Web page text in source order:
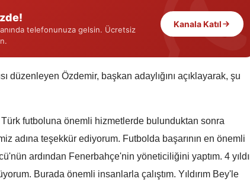
Eskişehir
Gaziantep
Giresun
Hatay
Isparta
telefonunuza gelsin. Ücretsiz
Kanala Katıl
düzenleyen Özdemir, başkan adaylığını açıklayarak, şu
Türk futboluna önemli hizmetlerde bulunduktan sonra
adına teşekkür ediyorum. Futbolda başarının en önemli
ardından Fenerbahçe'nin yöneticiliğini yaptım. 4
Burada önemli insanlarla çalıştım. Yıldırım Bey'le